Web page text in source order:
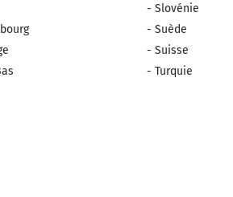
- Slovénie
- Suède
- Suisse
- Turquie